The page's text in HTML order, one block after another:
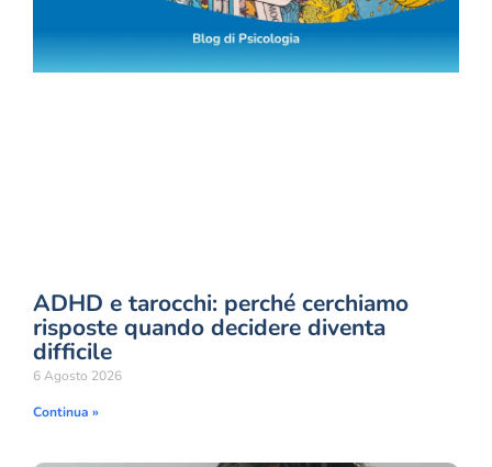
ADHD e tarocchi: perché cerchiamo
risposte quando decidere diventa
difficile
6 Agosto 2026
Continua »